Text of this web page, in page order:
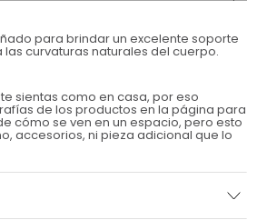
para brindar un excelente soporte
curvaturas naturales del cuerpo.
sientas como en casa, por eso
de los productos en la página para
cómo se ven en un espacio, pero esto
accesorios, ni pieza adicional que lo